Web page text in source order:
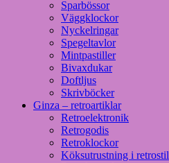
Sparbössor
Väggklockor
Nyckelringar
Spegeltavlor
Mintpastiller
Bivaxdukar
Doftljus
Skrivböcker
Ginza – retroartiklar
Retroelektronik
Retrogodis
Retroklockor
Köksutrustning i retrostil